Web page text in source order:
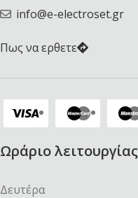
info@e-electroset.gr
Πως να ερθετε
Ωράριο λειτουργίας
Δευτέρα